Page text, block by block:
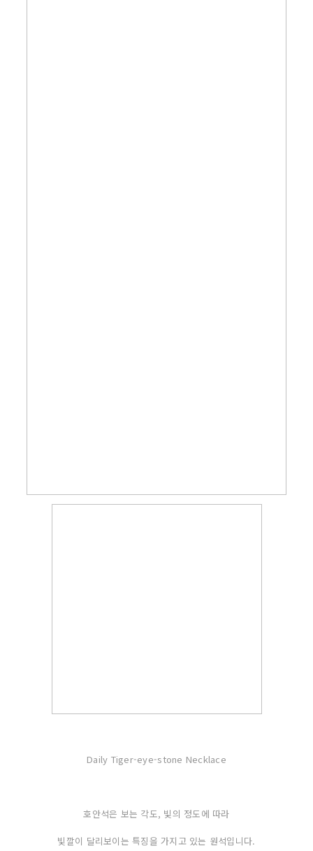
Daily Tiger-eye-stone Necklace
호안석은 보는 각도, 빛의 정도에 따라
빛깔이 달리보이는 특징을 가지고 있는 원석입니다.